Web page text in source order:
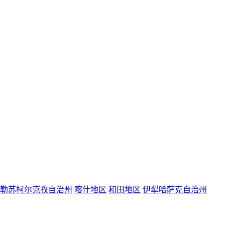
苏柯尔克孜自治州 喀什地区 和田地区 伊犁哈萨克自治州